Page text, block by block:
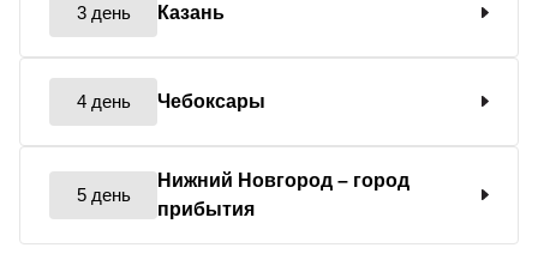
3 день Казань
4 день Чебоксары
5 день
Нижний Новгород – город
прибытия